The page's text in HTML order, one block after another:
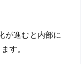
が進むと内部に
す。